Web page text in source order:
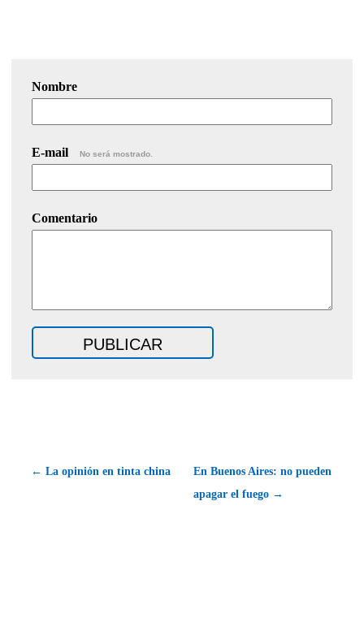
Nombre
E-mail No será mostrado.
Comentario
← La opinión en tinta china
En Buenos Aires: no pueden
apagar el fuego →